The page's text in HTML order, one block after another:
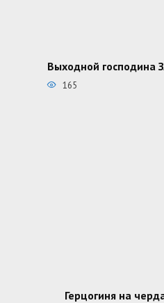
Выходной господина
165
Герцогиня на